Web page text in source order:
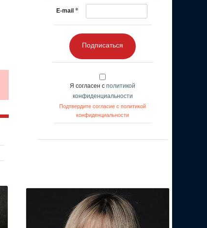
E-mail *
Подписаться
Я согласен с политикой
конфиденциальности
Подтвердите согласие с политикой
конфиденциальности